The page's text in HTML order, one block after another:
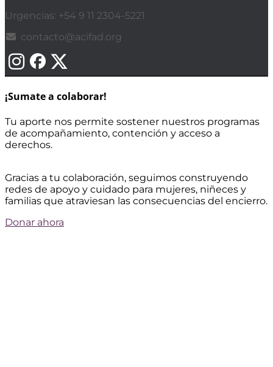
Urgencias: +54 9 11 2304-5221
contacto@acifad.org
¡Sumate a colaborar!
Tu aporte nos permite sostener nuestros programas
de acompañamiento, contención y acceso a
derechos.
Gracias a tu colaboración, seguimos construyendo
redes de apoyo y cuidado para mujeres, niñeces y
familias que atraviesan las consecuencias del encierro.
Donar ahora